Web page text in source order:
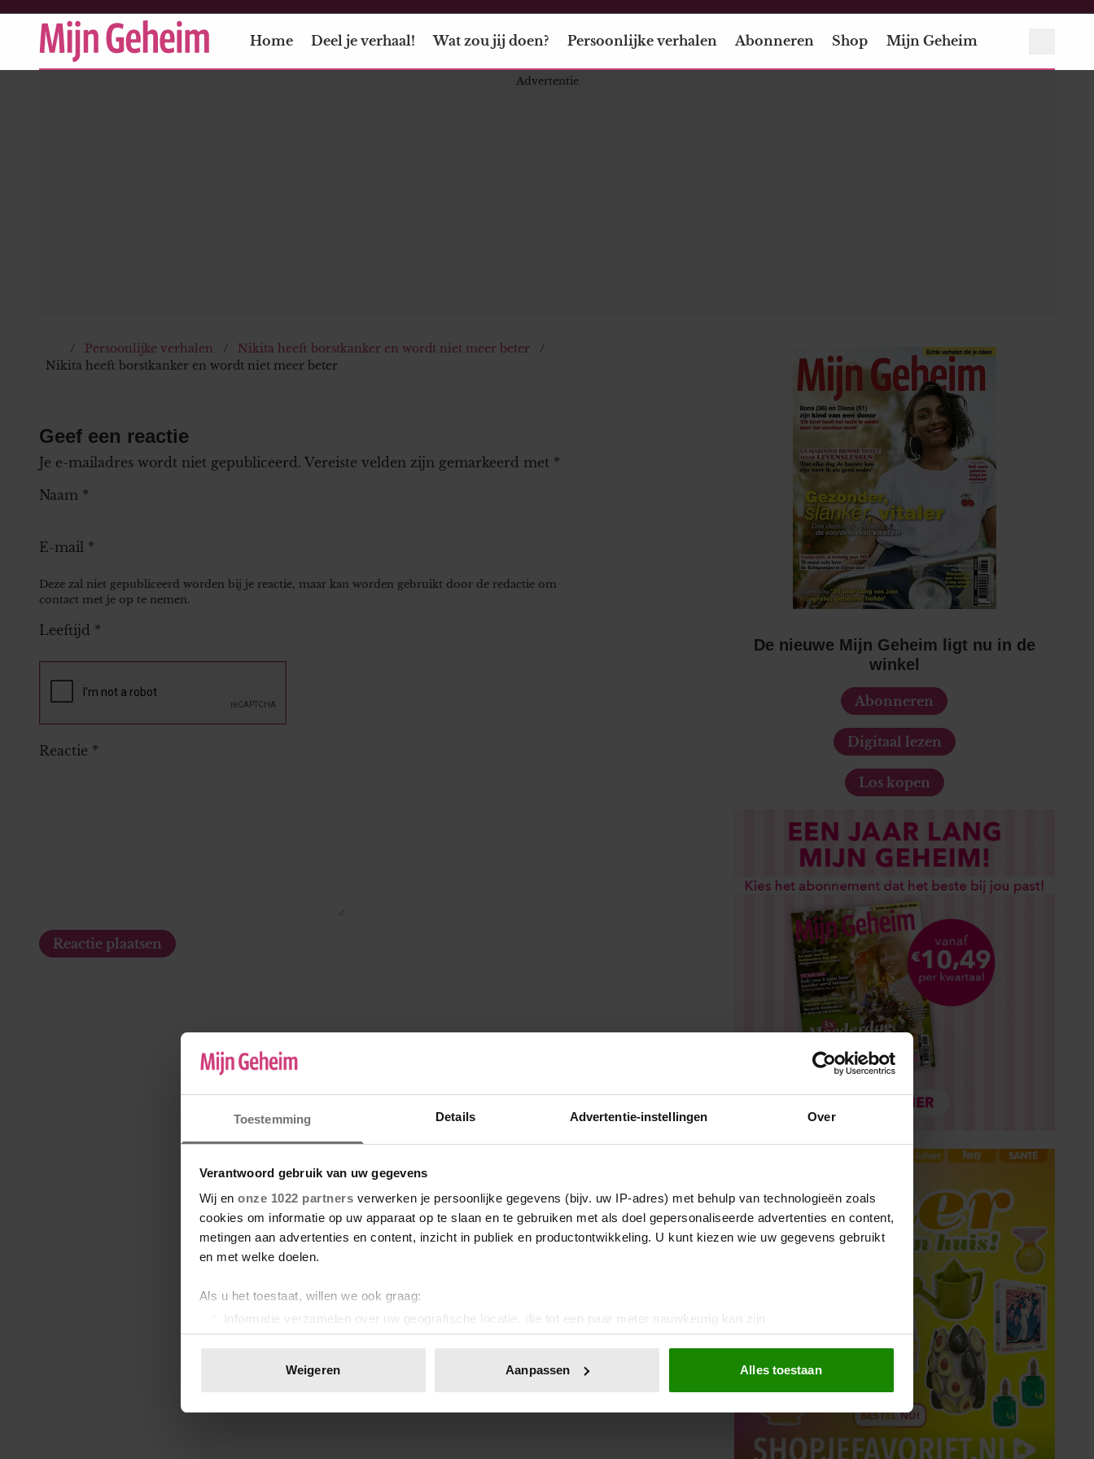
Toestemming Details Advertentie-instellingen Over
Verantwoord gebruik van uw gegevens
Wij en onze 1022 partners verwerken je persoonlijke gegevens (bijv. uw IP-adres) met behulp van technologieën zoals
cookies om informatie op uw apparaat op te slaan en te gebruiken met als doel gepersonaliseerde advertenties en content,
metingen aan advertenties en content, inzicht in publiek en productontwikkeling. U kunt kiezen wie uw gegevens gebruikt
en met welke doelen.
Als u het toestaat, willen we ook graag:
Informatie verzamelen over uw geografische locatie, die tot een paar meter nauwkeurig kan zijn
Uw apparaat identificeren door het actief te scannen op specifieke eigenschappen (fingerprinting)
toestemming op elk moment wijzigen of intrekken in de Cookieverklaring.
We gebruiken cookies om content en advertenties te personaliseren, om functies voor social media te bieden en om ons
websiteverkeer te analyseren. Ook delen we informatie over uw gebruik van onze site met onze partners voor social
Weigeren Aanpassen Alles toestaan
Home Deel je verhaal! Wat zou jij doen? Persoonlijke verhalen Abonneren Shop Mijn Geheim
Persoonlijke verhalen
Nikita heeft borstkanker en wordt niet meer beter
Nikita heeft borstkanker en wordt niet meer beter
Geef een reactie
Je e-mailadres wordt niet gepubliceerd. Vereiste velden zijn gemarkeerd met *
Naam *
E-mail *
Deze zal niet gepubliceerd worden bij je reactie, maar kan worden gebruikt door de redactie om
contact met je op te nemen.
Leeftijd *
Reactie *
De nieuwe Mijn Geheim ligt nu in de
winkel
Abonneren
Digitaal lezen
Los kopen